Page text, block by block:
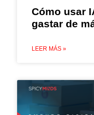
Cómo usar
gastar de
LEER MÁS »